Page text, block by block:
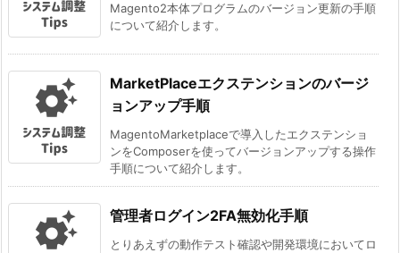
Magento2本体プログラムのバージョン更新の手順
について紹介します。
MarketPlaceエクステンションのバージ
ョンアップ手順
MagentoMarketplaceで導入したエクステンショ
ンをComposerを使ってバージョンアップする操作
手順について紹介します。
管理者ログイン2FA無効化手順
とりあえずの動作テスト確認や開発環境においてロ